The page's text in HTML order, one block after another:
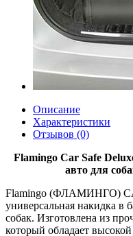
Описание
Характеристики
Отзывов (0)
Flamingo Car Safe
авто для
Flamingo (ФЛАМИНГО)
универсальная накидка в
собак. Изготовлена из
который обладает